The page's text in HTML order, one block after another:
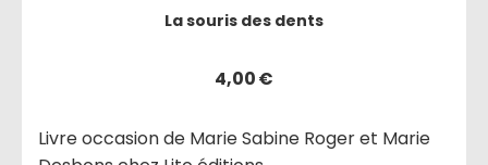
La souris des dents
4,00€
Livre occasion de Marie Sabine Roger et Marie